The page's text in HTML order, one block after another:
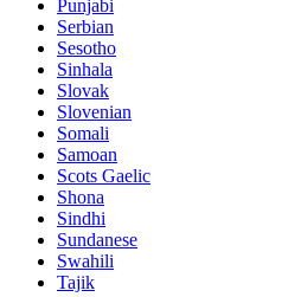
Punjabi
Serbian
Sesotho
Sinhala
Slovak
Slovenian
Somali
Samoan
Scots Gaelic
Shona
Sindhi
Sundanese
Swahili
Tajik